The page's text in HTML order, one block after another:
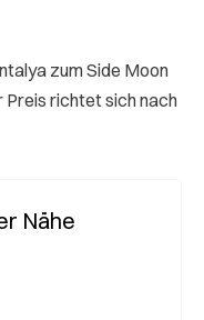
zum Side Moon
Preis richtet sich nach
Nähe